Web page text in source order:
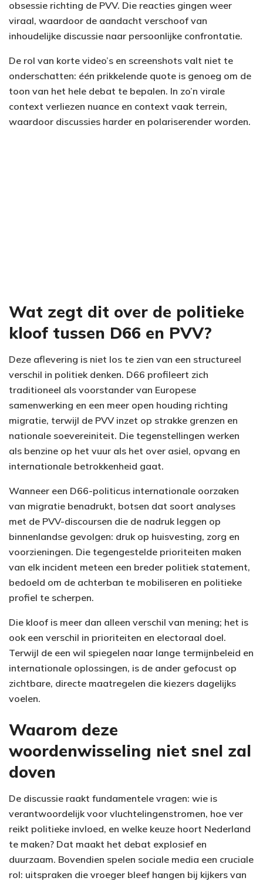
obsessie richting de PVV. Die reacties gingen weer
viraal, waardoor de aandacht verschoof van
inhoudelijke discussie naar persoonlijke confrontatie.
De rol van korte video’s en screenshots valt niet te
onderschatten: één prikkelende quote is genoeg om de
toon van het hele debat te bepalen. In zo’n virale
context verliezen nuance en context vaak terrein,
waardoor discussies harder en polariserender worden.
Wat zegt dit over de politieke
kloof tussen D66 en PVV?
Deze aflevering is niet los te zien van een structureel
verschil in politiek denken. D66 profileert zich
traditioneel als voorstander van Europese
samenwerking en een meer open houding richting
migratie, terwijl de PVV inzet op strakke grenzen en
nationale soevereiniteit. Die tegenstellingen werken
als benzine op het vuur als het over asiel, opvang en
internationale betrokkenheid gaat.
Wanneer een D66-politicus internationale oorzaken
van migratie benadrukt, botsen dat soort analyses
met de PVV-discoursen die de nadruk leggen op
binnenlandse gevolgen: druk op huisvesting, zorg en
voorzieningen. Die tegengestelde prioriteiten maken
van elk incident meteen een breder politiek statement,
bedoeld om de achterban te mobiliseren en politieke
profiel te scherpen.
Die kloof is meer dan alleen verschil van mening; het is
ook een verschil in prioriteiten en electoraal doel.
Terwijl de een wil spiegelen naar lange termijnbeleid en
internationale oplossingen, is de ander gefocust op
zichtbare, directe maatregelen die kiezers dagelijks
voelen.
Waarom deze
woordenwisseling niet snel zal
doven
De discussie raakt fundamentele vragen: wie is
verantwoordelijk voor vluchtelingenstromen, hoe ver
reikt politieke invloed, en welke keuze hoort Nederland
te maken? Dat maakt het debat explosief en
duurzaam. Bovendien spelen sociale media een cruciale
rol: uitspraken die vroeger bleef hangen bij kijkers van